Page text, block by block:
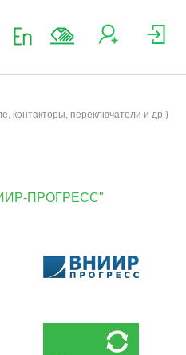
контакторы, переключатели и др.)
ПРОГРЕСС"